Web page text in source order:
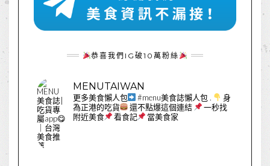
恭喜我們IG破10萬粉絲
MENUTAIWAN
更多美食懶人包 #menu美食誌懶人包 .
身
為正港的吃貨
還不點爆這個連結
一秒找
附近美食
看食記 當美食家